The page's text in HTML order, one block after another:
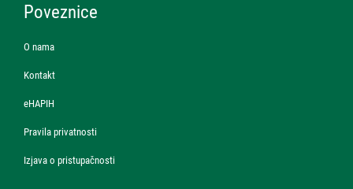
Poveznice
O nama
Kontakt
eHAPIH
Pravila privatnosti
Izjava o pristupačnosti